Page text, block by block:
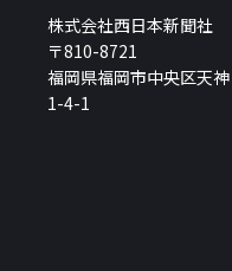
株式会社西日本新聞社
〒810-8721
福岡県福岡市中央区天神
1-4-1